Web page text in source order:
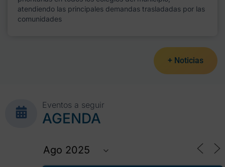
atendiendo las principales demandas trasladadas por las
comunidades
+ Noticias
Eventos a seguir
AGENDA